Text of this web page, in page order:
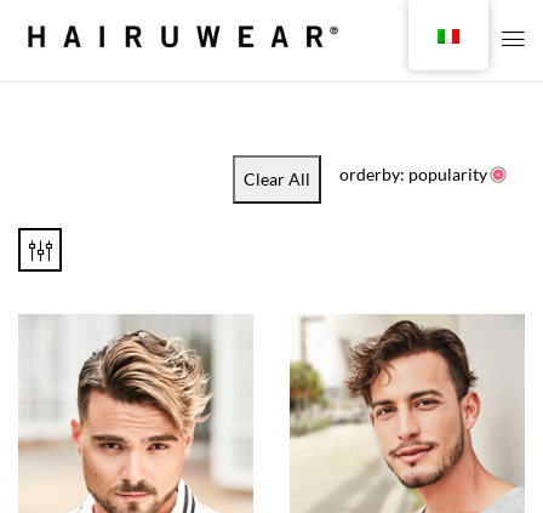
Clear All orderby: popularity